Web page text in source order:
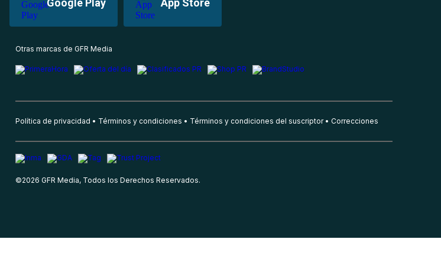
Google Play App Store
Otras marcas de GFR Media
Política de privacidad Términos y condiciones Términos y condiciones del suscriptor Correcciones
©2026 GFR Media, Todos los Derechos Reservados.